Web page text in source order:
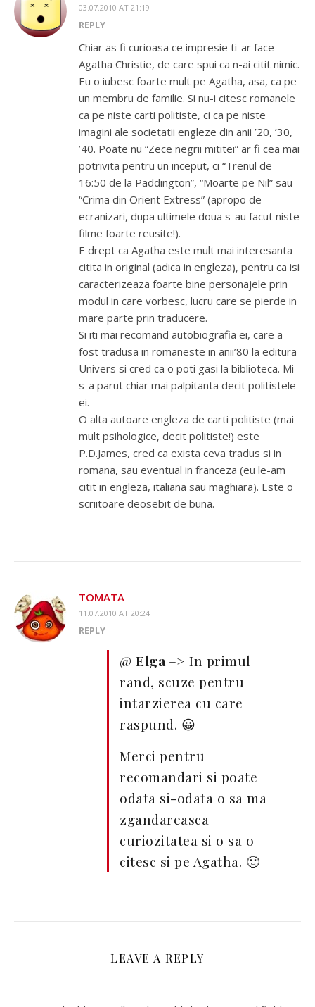
03.07.2010 AT 21:19
REPLY
Chiar as fi curioasa ce impresie ti-ar face
Agatha Christie, de care spui ca n-ai citit nimic.
Eu o iubesc foarte mult pe Agatha, asa, ca pe
un membru de familie. Si nu-i citesc romanele
ca pe niste carti politiste, ci ca pe niste
imagini ale societatii engleze din anii ’20, ’30,
’40. Poate nu “Zece negrii mititei” ar fi cea mai
potrivita pentru un inceput, ci “Trenul de
16:50 de la Paddington”, “Moarte pe Nil” sau
“Crima din Orient Extress” (apropo de
ecranizari, dupa ultimele doua s-au facut niste
filme foarte reusite!).
E drept ca Agatha este mult mai interesanta
citita in original (adica in engleza), pentru ca isi
caracterizeaza foarte bine personajele prin
modul in care vorbesc, lucru care se pierde in
mare parte prin traducere.
Si iti mai recomand autobiografia ei, care a
fost tradusa in romaneste in anii’80 la editura
Univers si cred ca o poti gasi la biblioteca. Mi
s-a parut chiar mai palpitanta decit politistele
ei.
O alta autoare engleza de carti politiste (mai
mult psihologice, decit politiste!) este
P.D.James, cred ca exista ceva tradus si in
romana, sau eventual in franceza (eu le-am
citit in engleza, italiana sau maghiara). Este o
scriitoare deosebit de buna.
TOMATA
11.07.2010 AT 20:24
REPLY
@ Elga –> In primul
rand, scuze pentru
intarzierea cu care
raspund. 😀
Merci pentru
recomandari si poate
odata si-odata o sa ma
zgandareasca
curiozitatea si o sa o
citesc si pe Agatha. 🙂
LEAVE A REPLY